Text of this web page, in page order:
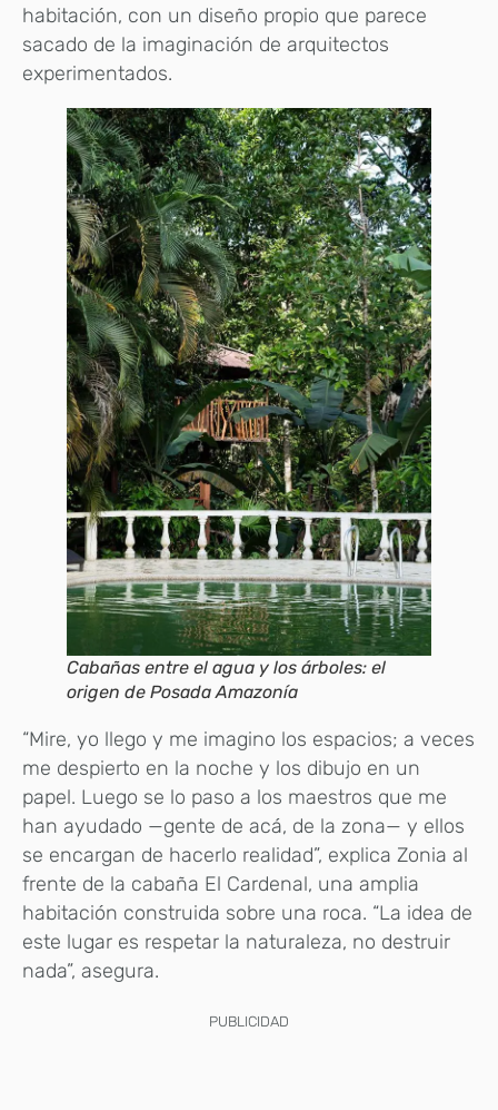
habitación, con un diseño propio que parece
sacado de la imaginación de arquitectos
experimentados.
Cabañas entre el agua y los árboles: el
origen de Posada Amazonía
“Mire, yo llego y me imagino los espacios; a veces
me despierto en la noche y los dibujo en un
papel. Luego se lo paso a los maestros que me
han ayudado —gente de acá, de la zona— y ellos
se encargan de hacerlo realidad”, explica Zonia al
frente de la cabaña El Cardenal, una amplia
habitación construida sobre una roca. “La idea de
este lugar es respetar la naturaleza, no destruir
nada”, asegura.
PUBLICIDAD